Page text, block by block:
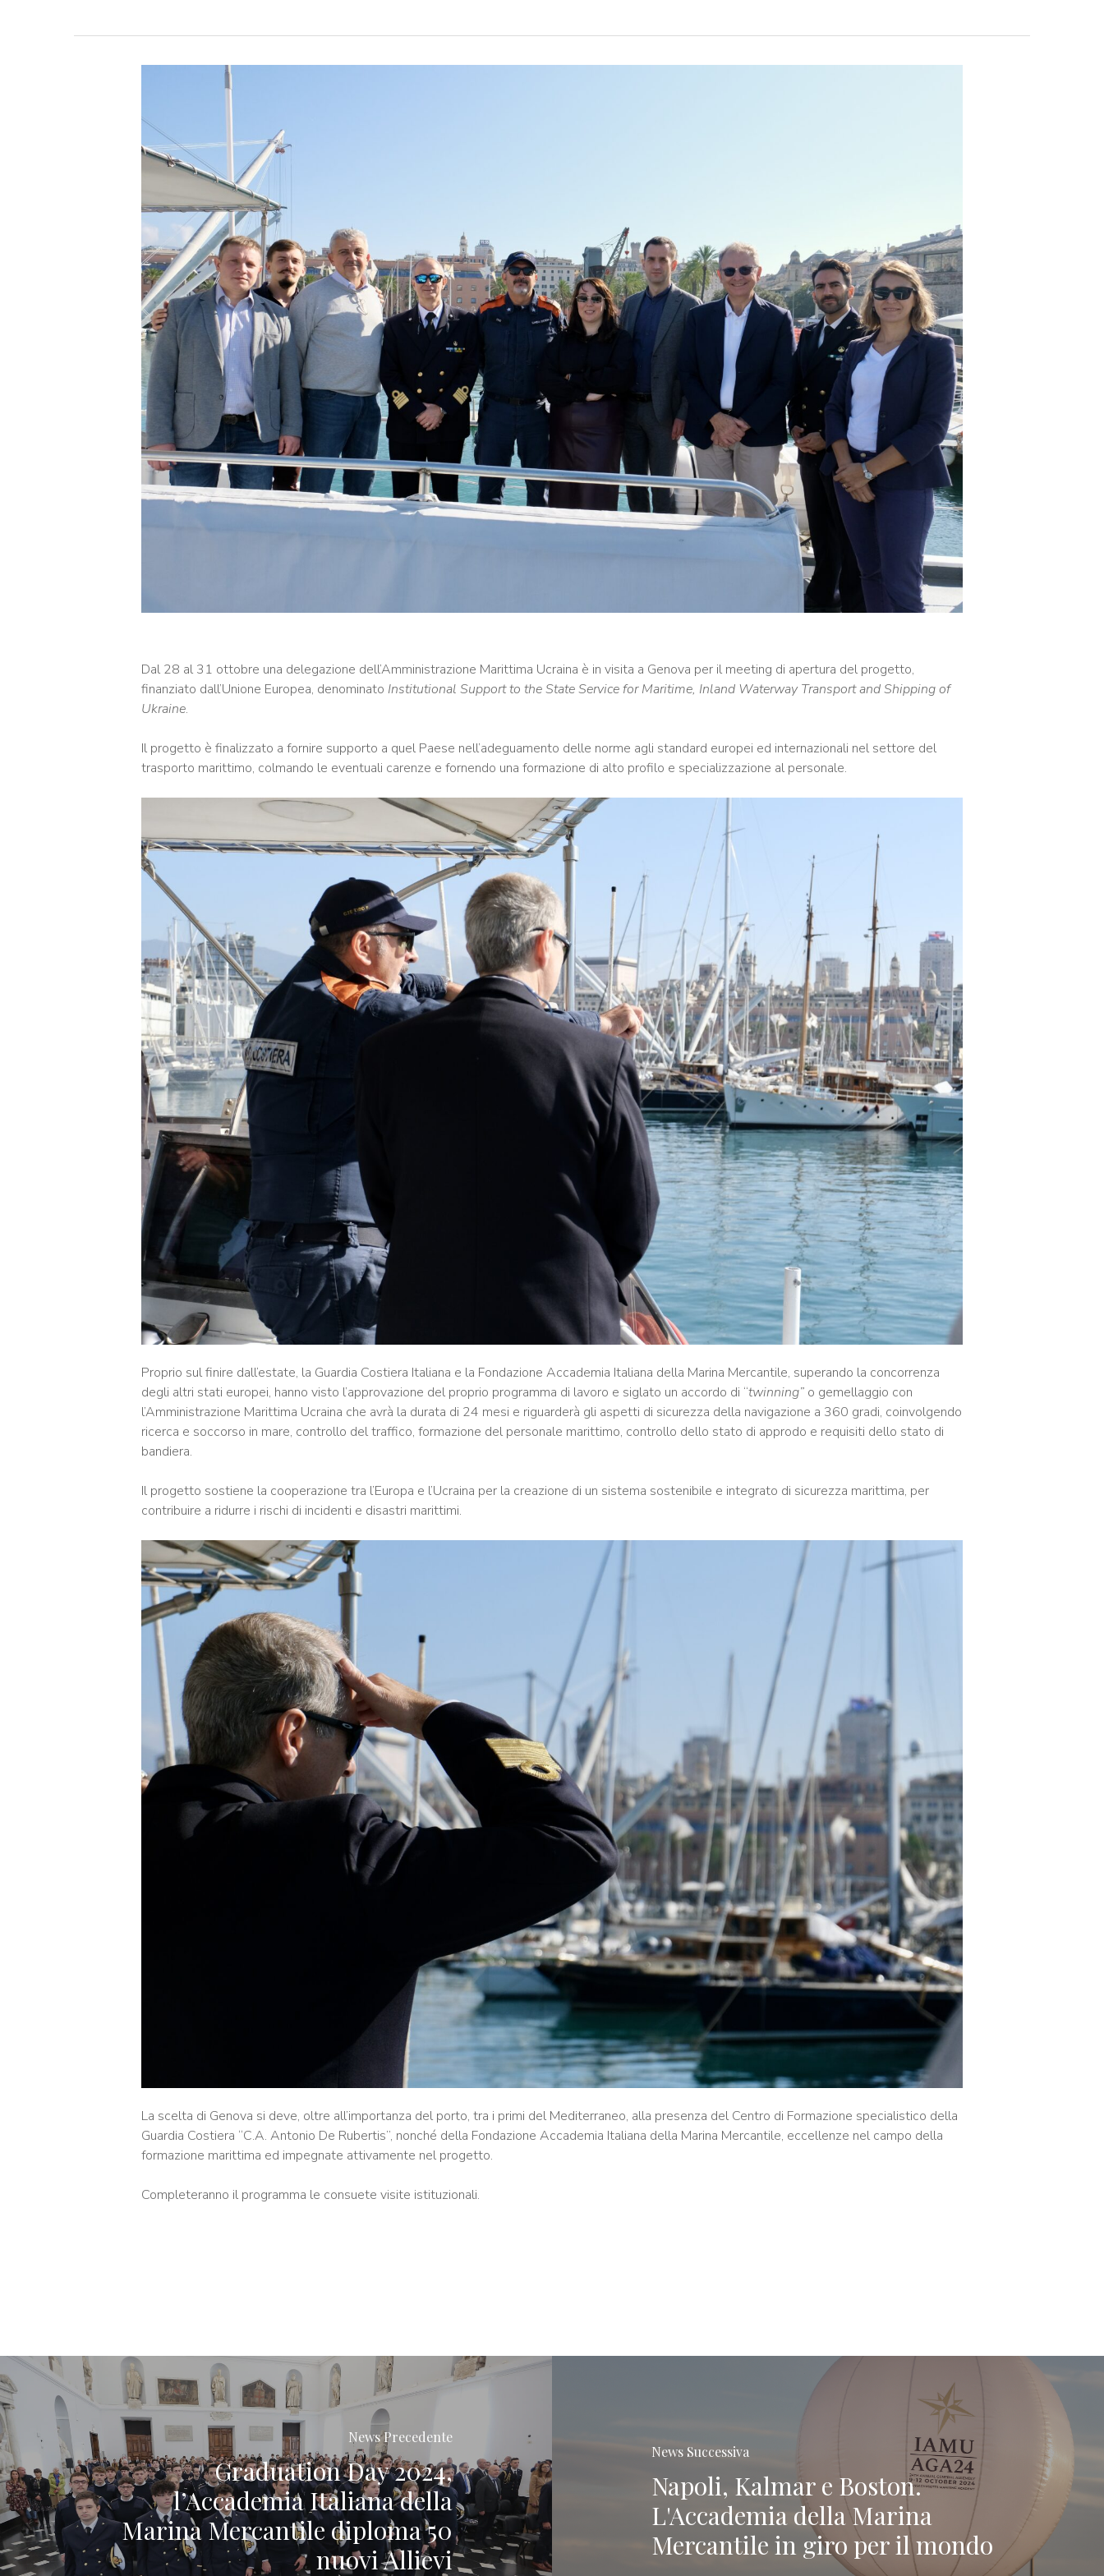
Dal 28 al 31 ottobre una delegazione dell’Amministrazione Marittima Ucraina è in visita a Genova per il meeting di apertura del progetto,
finanziato dall’Unione Europea, denominato Institutional Support to the State Service for Maritime, Inland Waterway Transport and Shipping of
Ukraine.
Il progetto è finalizzato a fornire supporto a quel Paese nell’adeguamento delle norme agli standard europei ed internazionali nel settore del
trasporto marittimo, colmando le eventuali carenze e fornendo una formazione di alto profilo e specializzazione al personale.
Proprio sul finire dall’estate, la Guardia Costiera Italiana e la Fondazione Accademia Italiana della Marina Mercantile, superando la concorrenza
degli altri stati europei, hanno visto l’approvazione del proprio programma di lavoro e siglato un accordo di “twinning” o gemellaggio con
l’Amministrazione Marittima Ucraina che avrà la durata di 24 mesi e riguarderà gli aspetti di sicurezza della navigazione a 360 gradi, coinvolgendo
ricerca e soccorso in mare, controllo del traffico, formazione del personale marittimo, controllo dello stato di approdo e requisiti dello stato di
bandiera.
Il progetto sostiene la cooperazione tra l’Europa e l’Ucraina per la creazione di un sistema sostenibile e integrato di sicurezza marittima, per
contribuire a ridurre i rischi di incidenti e disastri marittimi.
La scelta di Genova si deve, oltre all’importanza del porto, tra i primi del Mediterraneo, alla presenza del Centro di Formazione specialistico della
Guardia Costiera “C.A. Antonio De Rubertis”, nonché della Fondazione Accademia Italiana della Marina Mercantile, eccellenze nel campo della
formazione marittima ed impegnate attivamente nel progetto.
Completeranno il programma le consuete visite istituzionali.
News Precedente
Graduation Day 2024,
l’Accademia Italiana della
Marina Mercantile diploma 50
nuovi Allievi
News Successiva
Napoli, Kalmar e Boston.
L'Accademia della Marina
Mercantile in giro per il mondo